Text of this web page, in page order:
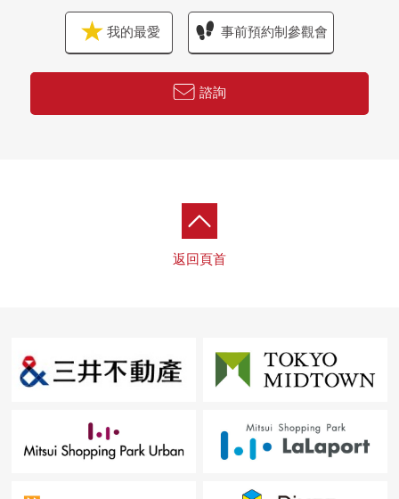
・地板暖氣(客餐廳)
・洗碗機/垃圾處理器
・浴室1418尺寸
■ 在找想要的家方面給予幫助的━━━━━・・・
房屋的詳細、需討論是如感興趣,歡迎請隨時聯繫我們。
我的最愛 事前預約制參觀會
諮詢
返回頁首